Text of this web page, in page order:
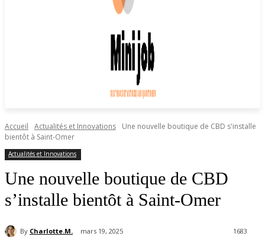
Accueil Actualités et Innovations
Une nouvelle boutique de CBD s'installe
bientôt à Saint-Omer
Actualités et Innovations
Une nouvelle boutique de CBD
s’installe bientôt à Saint-Omer
By Charlotte.M. mars 19, 2025 1683